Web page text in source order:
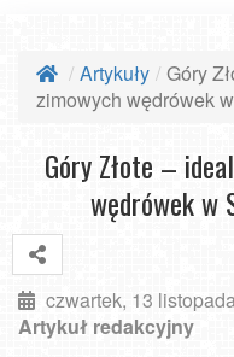
Artykuły
Góry
zimowych wędrówek
Góry Złote –
wędrówek w
czwartek, 13
Artykuł redakcyjny